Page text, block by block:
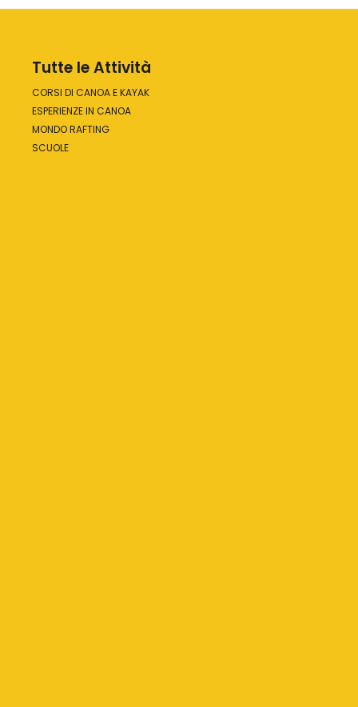
Tutte le Attività
CORSI DI CANOA E KAYAK
ESPERIENZE IN CANOA
MONDO RAFTING
SCUOLE